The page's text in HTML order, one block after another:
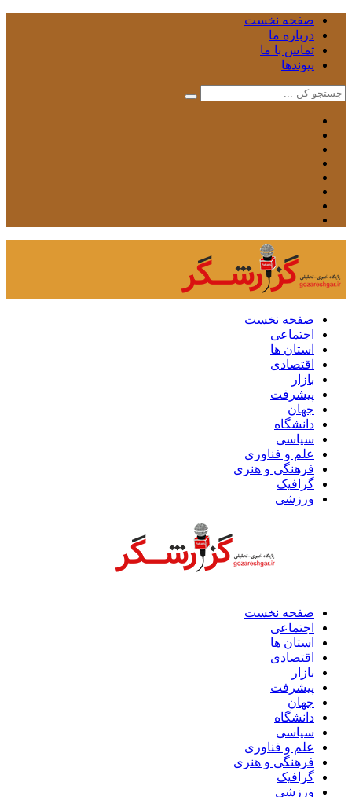
صفحه نخست
درباره ما
تماس با ما
پیوندها
صفحه نخست
اجتماعی
استان ها
اقتصادی
بازار
پیشرفت
جهان
دانشگاه
سیاسی
علم و فناوری
فرهنگی و هنری
گرافیک
ورزشی
صفحه نخست
اجتماعی
استان ها
اقتصادی
بازار
پیشرفت
جهان
دانشگاه
سیاسی
علم و فناوری
فرهنگی و هنری
گرافیک
ورزشی